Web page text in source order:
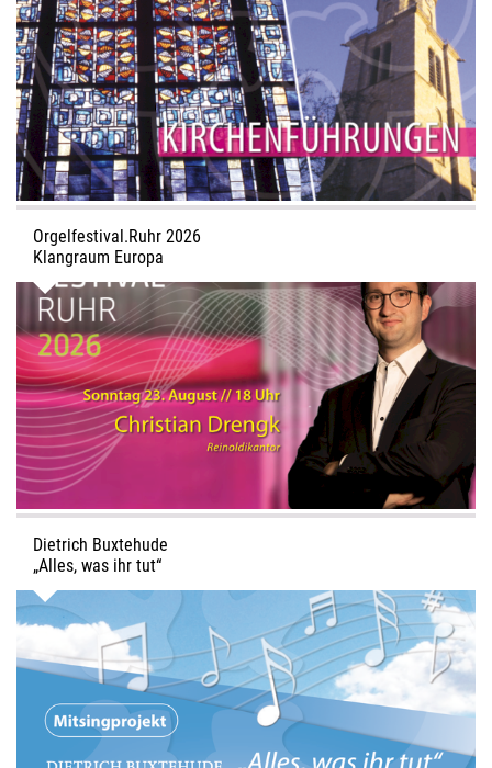
Orgelfestival.Ruhr 2026
Klangraum Europa
Sonntag 23. August // 18 Uhr
FANTASIEN – Werke von Bach, Bunk, Liszt u.a.
Christian Drengk, Reinoldikantor
Dietrich Buxtehude
„Alles, was ihr tut“
5./6. September 2026
Kantate zum Mitsingen
Ein klangvolles Werk des norddeutschen Barock, das
Chorsängerinnen und Chorsänger begeistert – ideal für ein
gemeinsames Mitsingprojekt.